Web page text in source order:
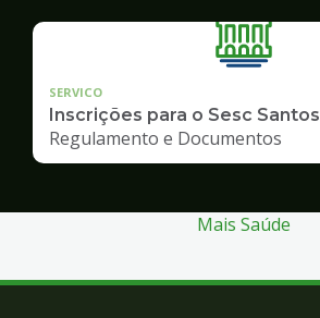
SERVICO
Inscrições para o Sesc Santos
Regulamento e Documentos
Mais Saúde